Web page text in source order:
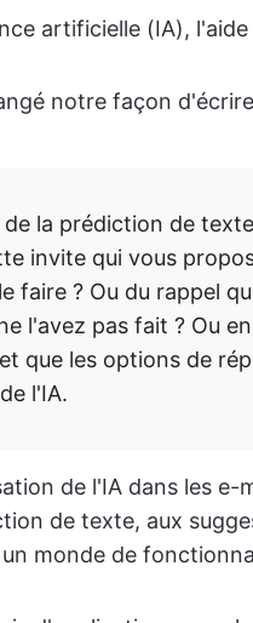
artificielle (IA),
notre façon
de la prédiction de
invite qui vous
faire ? Ou du rappel
l'avez pas fait ? Ou
que les options de
l'IA.
de l'IA dans les e-
de texte, aux
monde de